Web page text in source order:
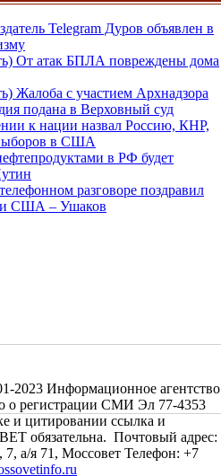
Telegram Дуров объявлен в
От атак БПЛА повреждены дома
Жалоба с участием Архнадзора
подана в Верховный суд
к нации назвал Россию, КНР,
в США
в РФ будет
разговоре поздравил
США – Ушаков
Информационное агентство
регистрации СМИ Эл 77-4353
и цитировании ссылка и
обязательна. Почтовый адрес:
7, а/я 71, Моссовет Телефон: +7